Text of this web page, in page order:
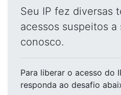
Seu IP fez diversas
acessos suspeitos
conosco.
Para liberar o acesso do
responda ao desafio